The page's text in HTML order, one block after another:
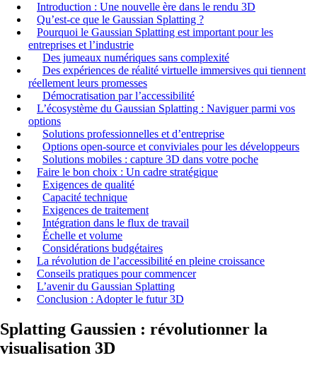
Introduction : Une nouvelle ère dans le rendu 3D
Qu’est-ce que le Gaussian Splatting ?
Pourquoi le Gaussian Splatting est important pour les
entreprises et l’industrie
Des jumeaux numériques sans complexité
Des expériences de réalité virtuelle immersives qui tiennent
réellement leurs promesses
Démocratisation par l’accessibilité
L’écosystème du Gaussian Splatting : Naviguer parmi vos
options
Solutions professionnelles et d’entreprise
Options open-source et conviviales pour les développeurs
Solutions mobiles : capture 3D dans votre poche
Faire le bon choix : Un cadre stratégique
Exigences de qualité
Capacité technique
Exigences de traitement
Intégration dans le flux de travail
Échelle et volume
Considérations budgétaires
La révolution de l’accessibilité en pleine croissance
Conseils pratiques pour commencer
L’avenir du Gaussian Splatting
Conclusion : Adopter le futur 3D
Splatting Gaussien : révolutionner la
visualisation 3D